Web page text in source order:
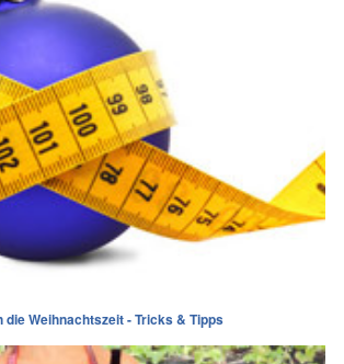
Weihnachtszeit - Tricks & Tipps